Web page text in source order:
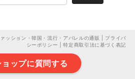
ッション・韓国・流行・アパレルの通販 | プライバ
シーポリシー
|特定商取引法に基づく表記
ョップに質問する